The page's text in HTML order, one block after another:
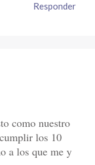
Responder
como nuestro
los 10
a los que me y